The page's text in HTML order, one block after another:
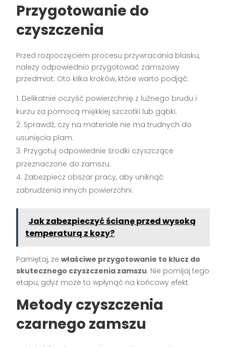
Przygotowanie do
czyszczenia
Przed rozpoczęciem procesu przywracania blasku,
należy odpowiednio przygotować zamszowy
przedmiot. Oto kilka kroków, które warto podjąć:
Delikatnie oczyść powierzchnię z luźnego brudu i
kurzu za pomocą miękkiej szczotki lub gąbki.
Sprawdź, czy na materiale nie ma trudnych do
usunięcia plam.
Przygotuj odpowiednie środki czyszczące
przeznaczone do zamszu.
Zabezpiecz obszar pracy, aby uniknąć
zabrudzenia innych powierzchni.
Jak zabezpieczyć ścianę przed wysoką
temperaturą z kozy?
Pamiętaj, żewłaściwe przygotowanie to klucz do
skutecznego czyszczenia zamszu. Nie pomijaj tego
etapu, gdyż może to wpłynąć na końcowy efekt.
Metody czyszczenia
czarnego zamszu